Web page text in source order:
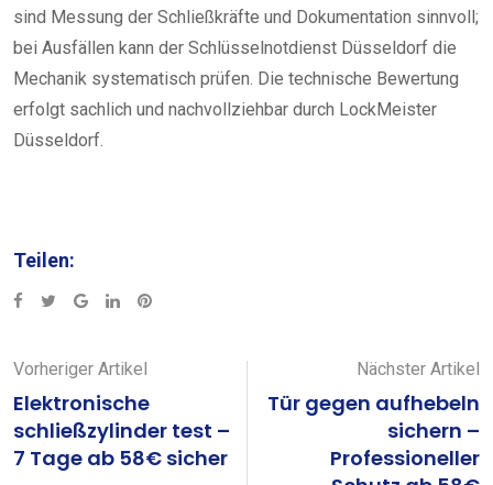
sind Messung der Schließkräfte und Dokumentation sinnvoll;
bei Ausfällen kann der Schlüsselnotdienst Düsseldorf die
Mechanik systematisch prüfen. Die technische Bewertung
erfolgt sachlich und nachvollziehbar durch LockMeister
Düsseldorf.
Teilen:
Google+LinkedInPinterest
Vorheriger Artikel
Elektronische
schließzylinder test –
7 Tage ab 58€ sicher
Nächster Artikel
Tür gegen aufhebeln
sichern –
Professioneller